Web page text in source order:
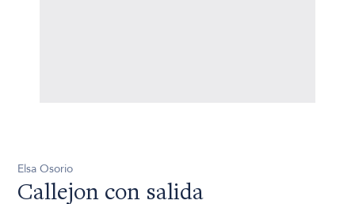
Elsa Osorio
Callejon con salida